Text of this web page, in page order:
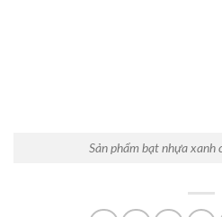
Sản phẩm bạt nhựa